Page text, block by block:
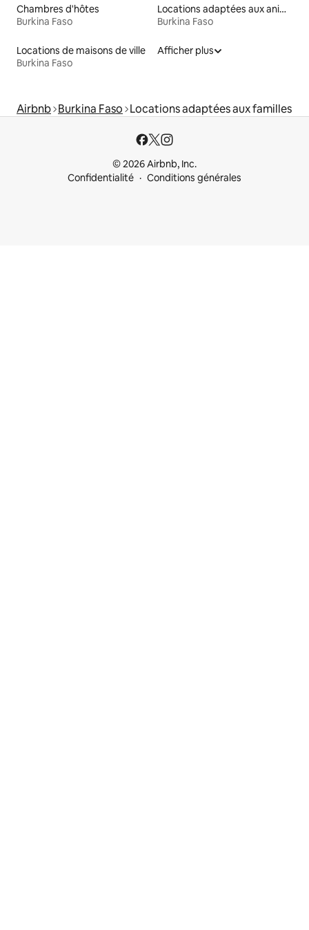
Chambres d'hôtes
Burkina Faso
Locations adaptées aux animaux
Burkina Faso
Locations de maisons de ville
Burkina Faso
Afficher plus
Airbnb Burkina Faso Locations adaptées aux familles
© 2026 Airbnb, Inc.
Confidentialité
Conditions générales